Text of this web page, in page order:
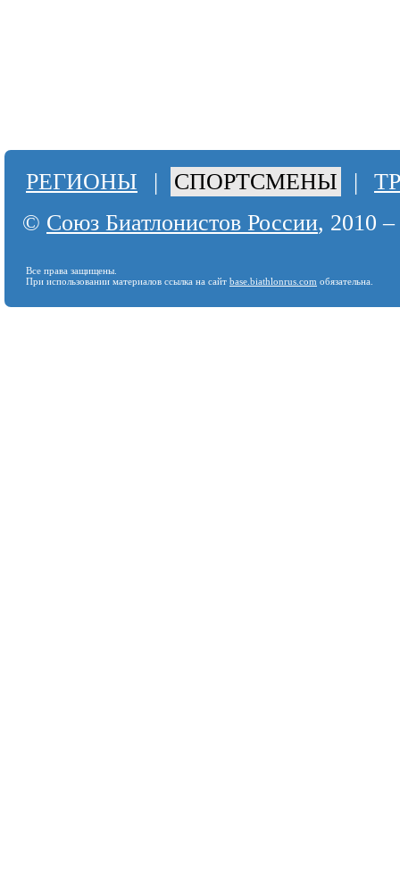
РЕГИОНЫ | СПОРТСМЕНЫ |
© Союз Биатлонистов России, 2010
Все права защищены.
При использовании материалов ссылка на сайт base.biathlonrus.com обязательна.